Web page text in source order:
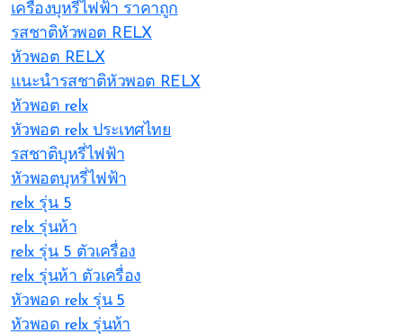
เครื่องบุหรี่ไฟฟ้า ราคาถูก
รสชาติหัวพอต RELX
หัวพอต RELX
แนะนำรสชาติหัวพอต RELX
หัวพอต relx
หัวพอต relx ประเทศไทย
รสชาติบุหรี่ไฟฟ้า
หัวพอตบุหรี่ไฟฟ้า
relx รุ่น 5
relx รุ่นห้า
relx รุ่น 5 ตัวเครื่อง
relx รุ่นห้า ตัวเครื่อง
หัวพอด relx รุ่น 5
หัวพอด relx รุ่นห้า